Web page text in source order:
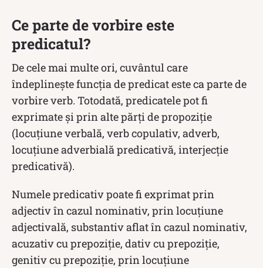
Ce parte de vorbire este
predicatul?
De cele mai multe ori, cuvântul care
îndeplinește funcția de predicat este ca parte de
vorbire verb. Totodată, predicatele pot fi
exprimate și prin alte părți de propoziție
(locuțiune verbală, verb copulativ, adverb,
locuțiune adverbială predicativă, interjecție
predicativă).
Numele predicativ poate fi exprimat prin
adjectiv în cazul nominativ, prin locuțiune
adjectivală, substantiv aflat în cazul nominativ,
acuzativ cu prepoziție, dativ cu prepoziție,
genitiv cu prepoziție, prin locuțiune